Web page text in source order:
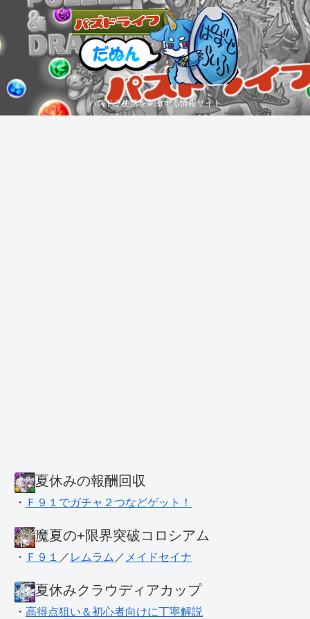
パズドラ生活を刺激する情報サイト
夏休みの報酬回収
・ Ｆ９１でガチャ２つなどゲット！
魔夏の+限界突破コロシアム
・ Ｆ９１ ／ レムラム ／ メイドセイナ
夏休みクラウディアカップ
・ 高得点狙い＆初心者向けに丁寧解説